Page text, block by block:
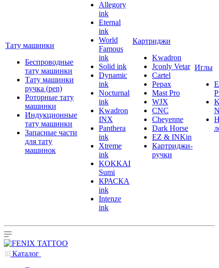
Тату машинки
Беспроводные
тату машинки
Тату машинки
ручка (pen)
Роторные тату
машинки
Индукционные
тату машинки
Запасные части
для тату
машинок
Allegory
ink
Eternal
ink
World
Famous
ink
Solid ink
Dynamic
ink
Nocturnal
ink
Kwadron
INX
Panthera
ink
Xtreme
ink
KOKKAI
Sumi
КРАСКА
ink
Intenze
ink
Картриджи
Kwadron
Jconly Vetar
Cartel
Pepax
Mast Pro
WJX
CNC
Cheyenne
Dark Horse
EZ & INKin
Картриджи-
ручки
Иглы
Каталог